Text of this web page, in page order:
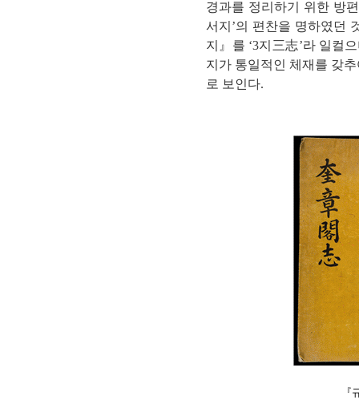
경과를 정리하기 위한 방
서지’의 편찬을 명하였던
지』를 ‘3지三志’라 일컬
지가 통일적인 체재를 갖
로 보인다.